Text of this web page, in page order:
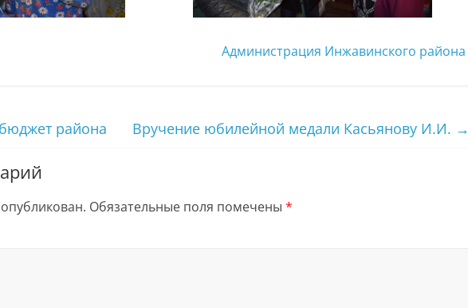
Администрация Инжавинского района
района Вручение юбилейной медали Касьянову И.И. →
Обязательные поля помечены *